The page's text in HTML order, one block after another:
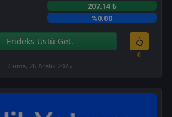
207.14 ₺
%0.00
Endeks Üstü Get.
0
Cuma, 26 Aralık 2025